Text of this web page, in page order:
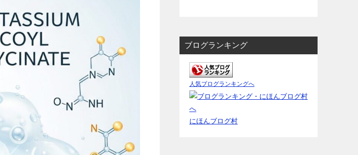
ブログランキング
人気ブログランキングへ
にほんブログ村